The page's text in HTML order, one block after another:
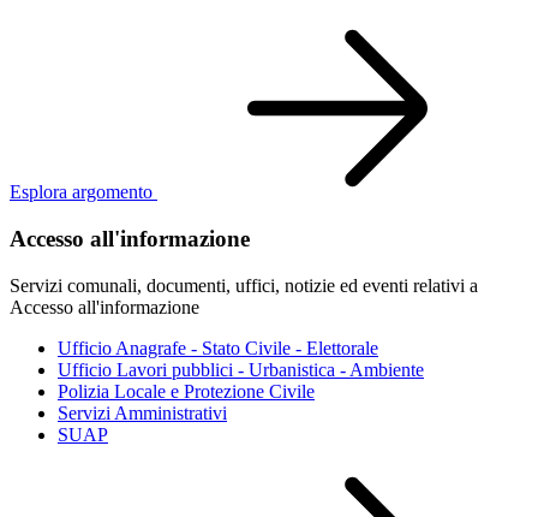
Esplora argomento
Accesso all'informazione
Servizi comunali, documenti, uffici, notizie ed eventi relativi a
Accesso all'informazione
Ufficio Anagrafe - Stato Civile - Elettorale
Ufficio Lavori pubblici - Urbanistica - Ambiente
Polizia Locale e Protezione Civile
Servizi Amministrativi
SUAP